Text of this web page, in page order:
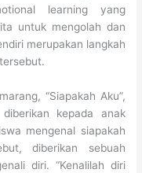
learning yang
untuk mengolah dan
merupakan langkah
“Siapakah Aku”,
kepada anak
mengenal siapakah
diberikan sebuah
diri. “Kenalilah diri